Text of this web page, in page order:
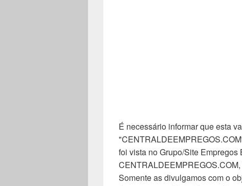
É necessário informar que esta
foi vista no Grupo/Site
Somente as divulgamos com o